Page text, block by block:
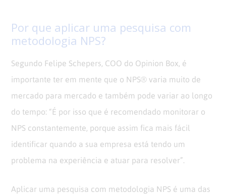
Por que aplicar uma pesquisa com
metodologia NPS?
Segundo Felipe Schepers, COO do Opinion Box, é
importante ter em mente que o NPS® varia muito de
mercado para mercado e também pode variar ao longo
do tempo: “É por isso que é recomendado monitorar o
NPS constantemente, porque assim fica mais fácil
identificar quando a sua empresa está tendo um
problema na experiência e atuar para resolver”.
Aplicar uma pesquisa com metodologia NPS é uma das